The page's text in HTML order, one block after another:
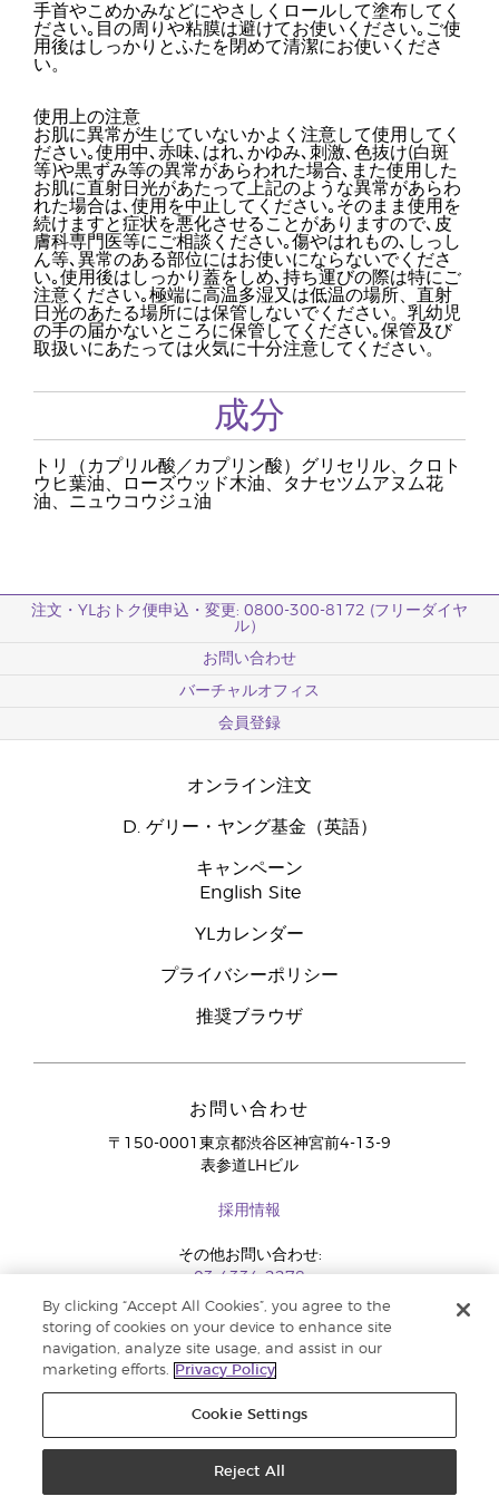
手首やこめかみなどにやさしくロールして塗布してく
ださい｡目の周りや粘膜は避けてお使いください｡ご使
用後はしっかりとふたを閉めて清潔にお使いくださ
い。
使用上の注意
お肌に異常が生じていないかよく注意して使用してく
ださい｡使用中､赤味､はれ､かゆみ､刺激､色抜け(白斑
等)や黒ずみ等の異常があらわれた場合､また使用した
お肌に直射日光があたって上記のような異常があらわ
れた場合は､使用を中止してください｡そのまま使用を
続けますと症状を悪化させることがありますので､皮
膚科専門医等にご相談ください｡傷やはれもの､しっし
ん等､異常のある部位にはお使いにならないでくださ
い｡使用後はしっかり蓋をしめ､持ち運びの際は特にご
注意ください｡極端に高温多湿又は低温の場所、直射
日光のあたる場所には保管しないでください。乳幼児
の手の届かないところに保管してください｡保管及び
取扱いにあたっては火気に十分注意してください。
成分
トリ（カプリル酸／カプリン酸）グリセリル、クロト
ウヒ葉油、ローズウッド木油、タナセツムアヌム花
油、ニュウコウジュ油
注文・YLおトク便申込・変更: 0800-300-8172 (フリーダイヤ
ル）
お問い合わせ
バーチャルオフィス
会員登録
オンライン注文
D. ゲリー・ヤング基金（英語）
キャンペーン
English Site
YLカレンダー
プライバシーポリシー
推奨ブラウザ
お問い合わせ
〒150-0001東京都渋谷区神宮前4-13-9
表参道LHビル
採用情報
その他お問い合わせ:
03-4334-2278
By clicking “Accept All Cookies”, you agree to the
storing of cookies on your device to enhance site
navigation, analyze site usage, and assist in our
marketing efforts.
Privacy Policy
Cookie Settings
Reject All